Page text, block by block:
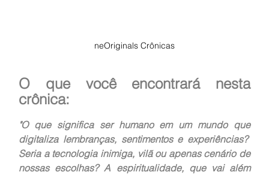
neOriginals Crônicas
O que você encontrará nesta
crônica:
"O que significa ser humano em um mundo que
digitaliza lembranças, sentimentos e experiências?
Seria a tecnologia inimiga, vilã ou apenas cenário de
nossas escolhas? A espiritualidade, que vai além